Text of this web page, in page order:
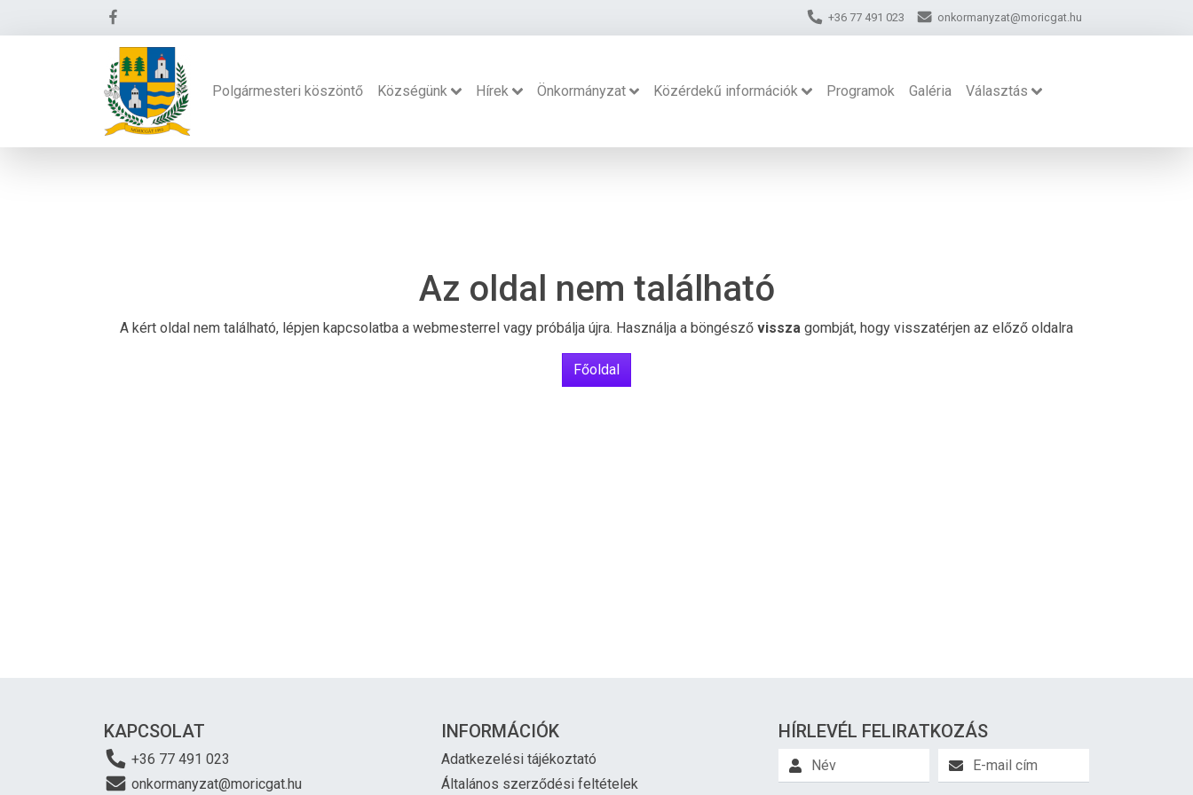
+36 77 491 023 onkormanyzat@moricgat.hu
Polgármesteri köszöntő Községünk Hírek Önkormányzat Közérdekű információk Programok Galéria Választás
Az oldal nem található
A kért oldal nem található, lépjen kapcsolatba a webmesterrel vagy próbálja újra. Használja a böngésző vissza gombját, hogy visszatérjen az előző oldalra
Főoldal
KAPCSOLAT
+36 77 491 023
onkormanyzat@moricgat.hu
INFORMÁCIÓK
Adatkezelési tájékoztató
Általános szerződési feltételek
HÍRLEVÉL FELIRATKOZÁS